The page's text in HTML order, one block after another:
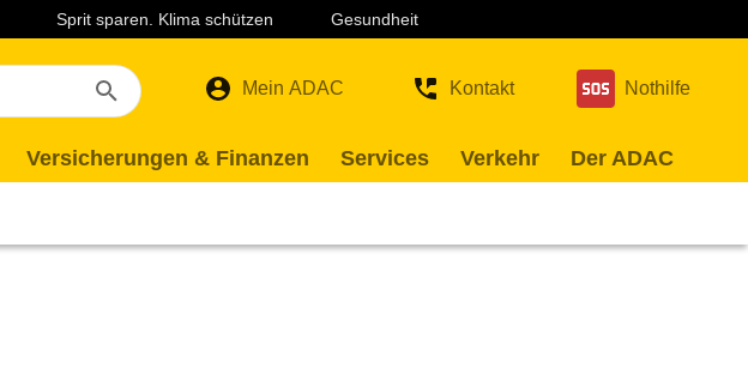
Sprit sparen. Klima schützen Gesundheit
Mein ADAC Kontakt Nothilfe
Versicherungen & Finanzen Services Verkehr Der ADAC